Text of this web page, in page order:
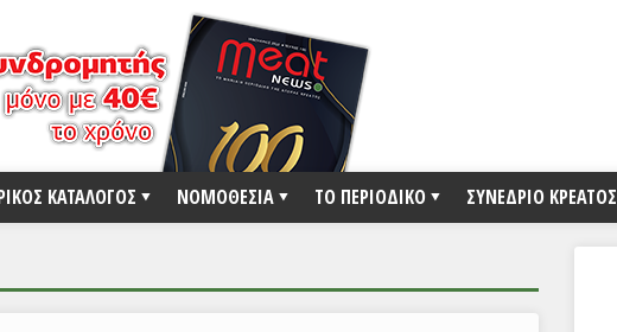
ΚΑΤΑΛΟΓΟΣ ΝΟΜΟΘΕΣΙΑ ΤΟ ΠΕΡΙΟΔΙΚΟ ΣΥΝΕΔΡΙΟ ΚΡΕΑΤΟΣ